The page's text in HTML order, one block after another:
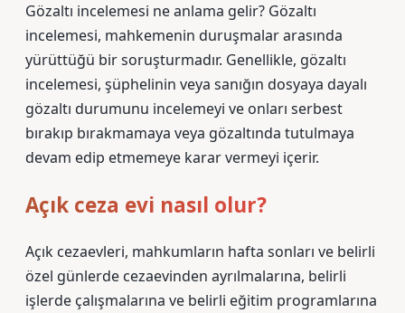
Gözaltı incelemesi ne anlama gelir? Gözaltı
incelemesi, mahkemenin duruşmalar arasında
yürüttüğü bir soruşturmadır. Genellikle, gözaltı
incelemesi, şüphelinin veya sanığın dosyaya dayalı
gözaltı durumunu incelemeyi ve onları serbest
bırakıp bırakmamaya veya gözaltında tutulmaya
devam edip etmemeye karar vermeyi içerir.
Açık ceza evi nasıl olur?
Açık cezaevleri, mahkumların hafta sonları ve belirli
özel günlerde cezaevinden ayrılmalarına, belirli
işlerde çalışmalarına ve belirli eğitim programlarına